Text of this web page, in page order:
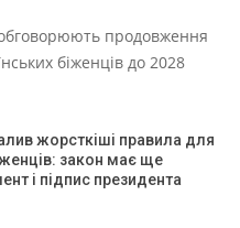
продовження
біженців до 2028
жорсткіші правила для
закон має ще
і підпис президента